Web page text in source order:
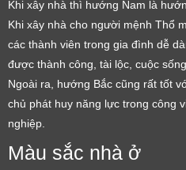
Khi xây nhà thì hướng Nam là
Khi xây nhà cho người mệnh Thổ
các thành viên trong gia đình dễ
được thành công, tài lộc, cuộc
Ngoài ra, hướng Bắc cũng rất tốt
chủ phát huy năng lực trong công
nghiệp.
Màu sắc nhà ở